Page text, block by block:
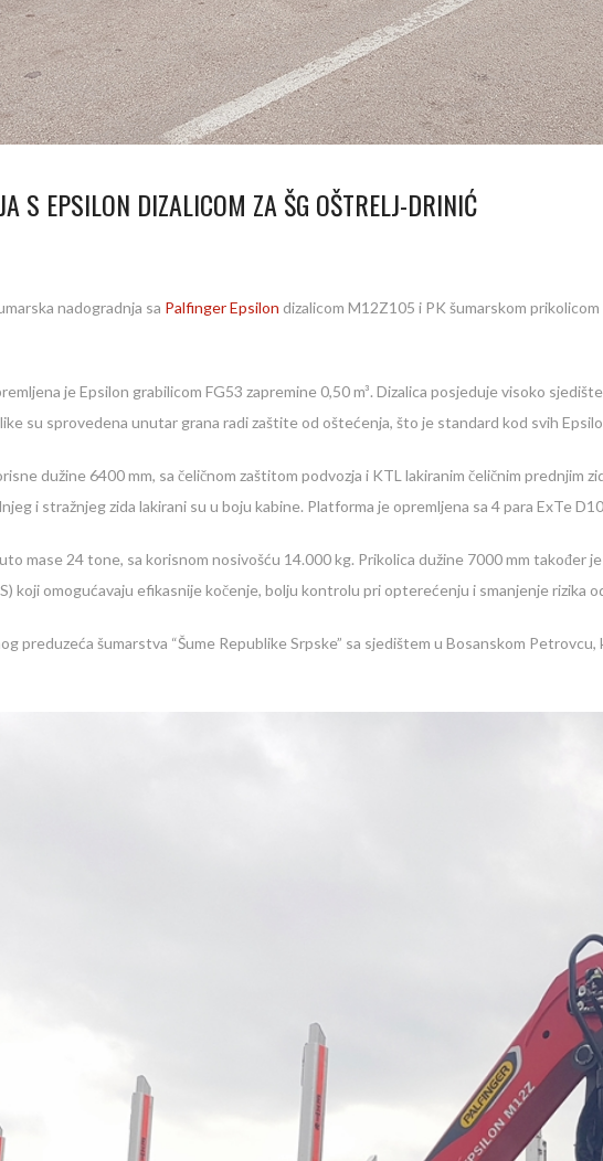
S EPSILON DIZALICOM ZA ŠG OŠTRELJ-DRINIĆ
nadogradnja sa Palfinger Epsilon dizalicom M12Z105 i PK šumarskom
je Epsilon grabilicom FG53 zapremine 0,50 m³. Dizalica posjeduje visoko
su sprovedena unutar grana radi zaštite od oštećenja, što je standard kod svih
dužine 6400 mm, sa čeličnom zaštitom podvozja i KTL lakiranim čeličnim prednjim
i stražnjeg zida lakirani su u boju kabine. Platforma je opremljena sa 4 para ExTe
mase 24 tone, sa korisnom nosivošću 14.000 kg. Prikolica dužine 7000 mm također
koji omogućavaju efikasnije kočenje, bolju kontrolu pri opterećenju i smanjenje rizika
preduzeća šumarstva “Šume Republike Srpske” sa sjedištem u Bosanskom